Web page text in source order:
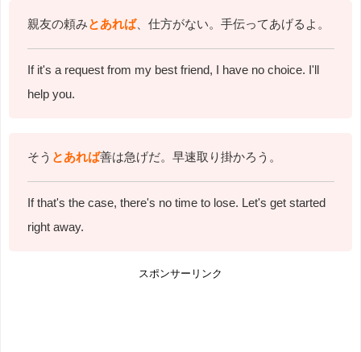
親友の頼みとあれば、仕方がない。手伝ってあげるよ。
If it's a request from my best friend, I have no choice. I'll
help you.
そう とあれば善は急げだ。早速取り掛かろう。
If that's the case, there's no time to lose. Let's get started
right away.
スポンサーリンク